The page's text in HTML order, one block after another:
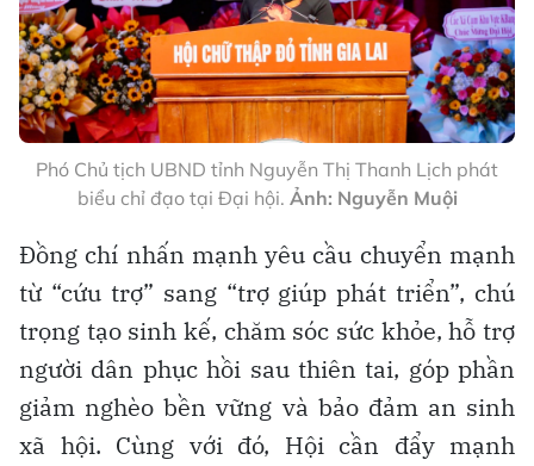
Phó Chủ tịch UBND tỉnh Nguyễn Thị Thanh Lịch phát
biểu chỉ đạo tại Đại hội. Ảnh: Nguyễn Muội
Đồng chí nhấn mạnh yêu cầu chuyển mạnh
từ “cứu trợ” sang “trợ giúp phát triển”, chú
trọng tạo sinh kế, chăm sóc sức khỏe, hỗ trợ
người dân phục hồi sau thiên tai, góp phần
giảm nghèo bền vững và bảo đảm an sinh
xã hội. Cùng với đó, Hội cần đẩy mạnh